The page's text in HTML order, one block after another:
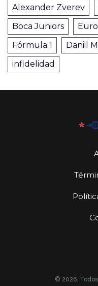
Alexander Zverev
Boca Juniors
Fórmula 1
Daniil
infidelidad
© 2026.